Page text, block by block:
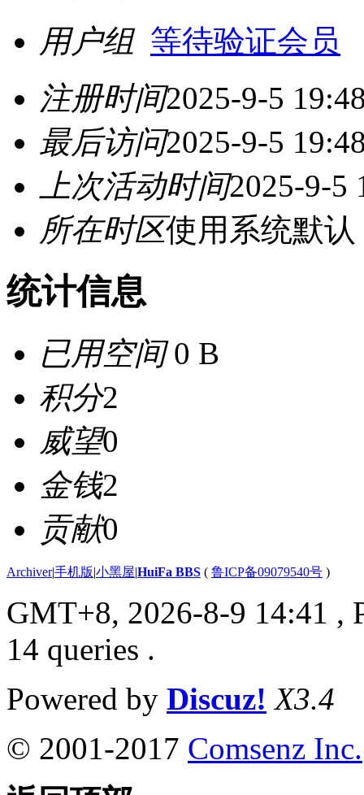
用户组 等待验证会员
注册时间2025-9-5
最后访问2025-9-5
上次活动时间2025-9-5
所在时区使用系统默认
统计信息
已用空间0 B
积分2
威望0
金钱2
贡献0
Archiver|手机版|小黑屋|HuiFa BBS ( 鲁ICP备09079540号 )
GMT+8, 2026-8-9 14:41 ,
14 queries .
Powered by Discuz! X3.4
© 2001-2017 Comsenz Inc.